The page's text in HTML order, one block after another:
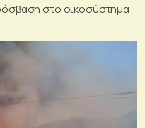
στο οικοσύστημα